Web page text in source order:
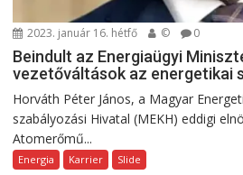
2023. január 16. hétfő © 0
Beindult az Energiaügyi
vezetőváltások az energetikai
Horváth Péter János, a Magyar
szabályozási Hivatal (MEKH) eddigi
Atomerőmű...
Energia Karrier Slide